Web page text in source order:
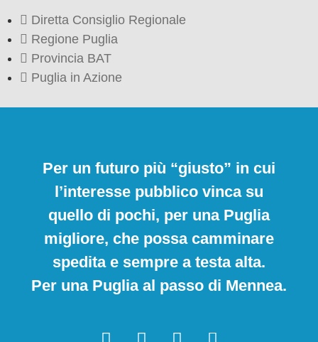
Diretta Consiglio Regionale
Regione Puglia
Provincia BAT
Puglia in Azione
Per un futuro più “giusto” in cui
l’interesse pubblico vinca su
quello di pochi, per una Puglia
migliore, che possa camminare
spedita e sempre a testa alta.
Per una Puglia al passo di Mennea.